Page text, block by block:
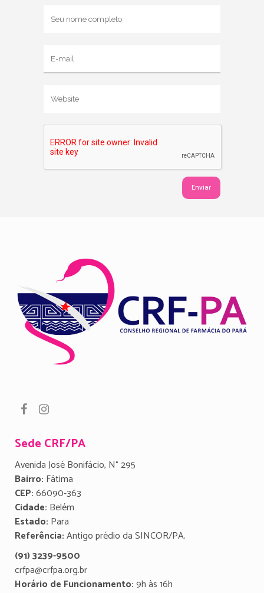
Sede CRF/PA
Avenida José Bonifácio, N° 295
Bairro: Fátima
CEP:66090-363
Cidade: Belém
Estado: Para
Referência:Antigo prédio da SINCOR/PA.
(91) 3239-9500
crfpa@crfpa.org.br
Horário de Funcionamento:9h às 16h